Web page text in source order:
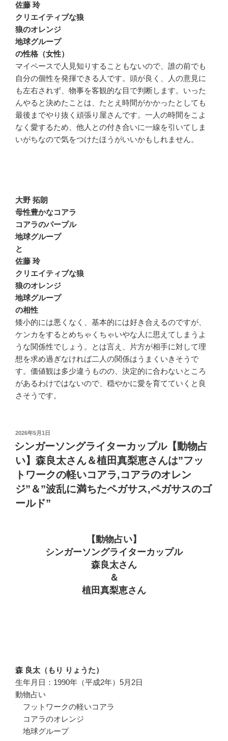
佐藤 玲
クリエイティブな狼
狼のオレンジ
地球グループ
の性格（女性）
マイペースで人見知りすることもないので、誰の前でも
自分の個性を発揮できる人です。頭が良く、人の意見に
も左右されず、物事を客観的な目で判断します。いった
んやると決めたことは、たとえ時間がかかったとしても
最後までやり抜く頑張り屋さんです。一人の時間をこよ
なく愛するため、他人との付き合いに一線を引いてしま
いがちなので気をつけたほうがいいかもしれません。
大野 拓朗
母性豊かなコアラ
コアラのパープル
地球グループ
と
佐藤 玲
クリエイティブな狼
狼のオレンジ
地球グループ
の相性
矮小的には悪くなく、基本的には好き合えるのですが、
ケンカをするとめちゃくちゃいやな人に思えてしまうよ
うな関係性でしょう。とは言え、片方が相手に対して理
想を求め過ぎなければ二人の関係はうまくいきそうで
す。価値観は多少違うものの、決定的に合わないところ
があるわけではないので、穏やかに愛を育てていくと良
さそうです。
投
稿
日:
2026年5月1日
シンガーソングライターカップル【動物占
い】森良太さん＆植田真梨恵さんは”フッ
トワークの軽いコアラ,コアラのオレン
ジ”＆”波乱に満ちたペガサス,ペガサスのゴ
ールド”
【動物占い】
シンガーソングライターカップル
森良太さん
＆
植田真梨恵さん
森 良太（もり りょうた）
生年月日：1990年（平成2年）5月2日
動物占い
フットワークの軽いコアラ
コアラのオレンジ
地球グループ